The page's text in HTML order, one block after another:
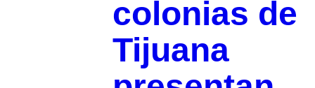
colonias de
Tijuana